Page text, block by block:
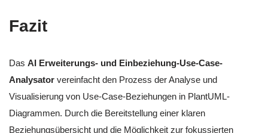
Fazit
Das AI Erweiterungs- und Einbeziehung-Use-Case-
Analysator vereinfacht den Prozess der Analyse und
Visualisierung von Use-Case-Beziehungen in PlantUML-
Diagrammen. Durch die Bereitstellung einer klaren
Beziehungsübersicht und die Möglichkeit zur fokussierten